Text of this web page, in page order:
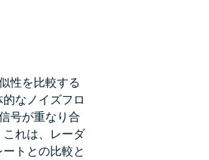
性を比較する
なノイズフロ
号が重なり合
れは、レーダ
トとの比較と